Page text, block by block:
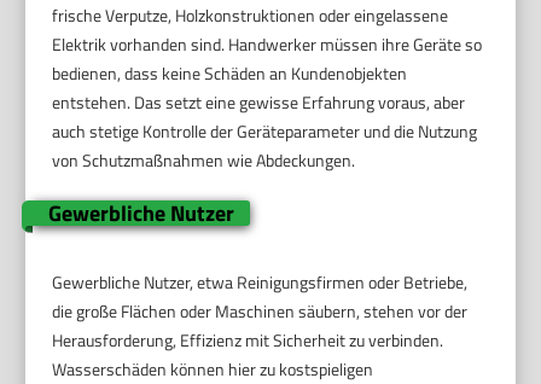
frische Verputze, Holzkonstruktionen oder eingelassene
Elektrik vorhanden sind. Handwerker müssen ihre Geräte so
bedienen, dass keine Schäden an Kundenobjekten
entstehen. Das setzt eine gewisse Erfahrung voraus, aber
auch stetige Kontrolle der Geräteparameter und die Nutzung
von Schutzmaßnahmen wie Abdeckungen.
Gewerbliche Nutzer
Gewerbliche Nutzer, etwa Reinigungsfirmen oder Betriebe,
die große Flächen oder Maschinen säubern, stehen vor der
Herausforderung, Effizienz mit Sicherheit zu verbinden.
Wasserschäden können hier zu kostspieligen